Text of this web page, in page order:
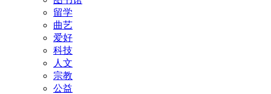
留学
曲艺
爱好
科技
人文
宗教
公益